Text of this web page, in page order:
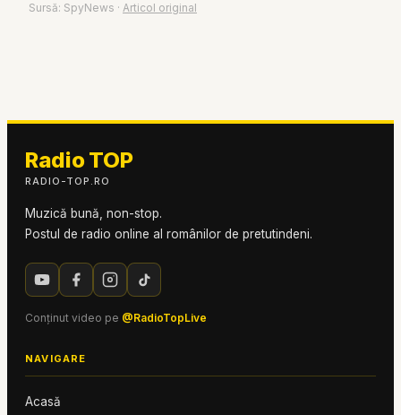
Sursă: SpyNews · Articol original
Radio TOP
RADIO-TOP.RO
Muzică bună, non-stop.
Postul de radio online al românilor de pretutindeni.
Conținut video pe @RadioTopLive
NAVIGARE
Acasă